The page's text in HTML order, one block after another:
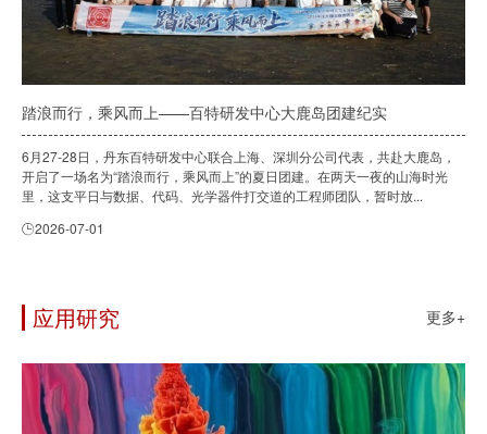
踏浪而行，乘风而上——百特研发中心大鹿岛团建纪实
6月27-28日，丹东百特研发中心联合上海、深圳分公司代表，共赴大鹿岛，
开启了一场名为“踏浪而行，乘风而上”的夏日团建。在两天一夜的山海时光
里，这支平日与数据、代码、光学器件打交道的工程师团队，暂时放...
2026-07-01
应用研究 更多+